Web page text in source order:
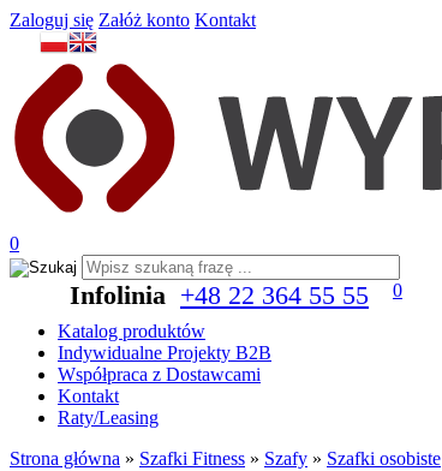
Zaloguj się Załóż konto Kontakt
0
Infolinia +48 22 364 55 55
0
Katalog produktów
Indywidualne Projekty B2B
Współpraca z Dostawcami
Kontakt
Raty/Leasing
Strona główna » Szafki Fitness » Szafy » Szafki osobiste